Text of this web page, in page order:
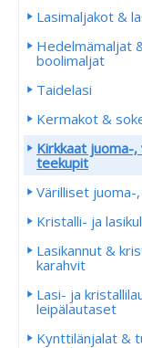
Lasimaljakot &
Hedelmämaljat
boolimaljat
Taidelasi
Kermakot &
Kirkkaat juoma-
teekupit
Värilliset juoma-
Kristalli- ja
Lasikannut &
karahvit
Lasi- ja
leipälautaset
Kynttilänjalat &